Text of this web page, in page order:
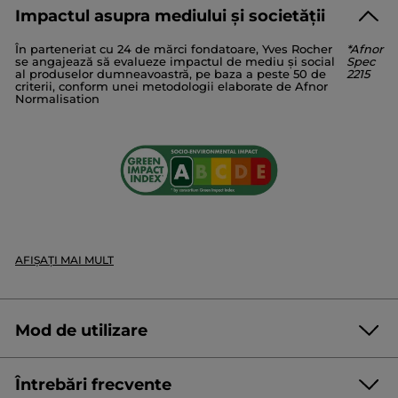
GLYCERIN
SODIUM METHYL COCOYL TAURATE
SODIUM COCOYL ISETHIONATE
DECYL GLUCOSIDE
PARFUM/FRAGRANCE
SODIUM BENZOATE
CITRIC ACID
SODIUM CHLORIDE
#WeTellYouEverything
Impactul asupra mediului și societății
În parteneriat cu 24 de mărci fondatoare, Yves Rocher
se angajează să evalueze impactul de mediu și social
al produselor dumneavoastră, pe baza a peste 50 de
criterii, conform unei metodologii elaborate de Afnor
Normalisation
*Afnor
Spec
2215
AFIȘAȚI MAI MULT
Mod de utilizare
Întrebări frecvente